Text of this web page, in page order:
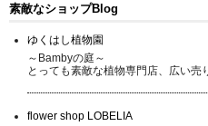
素敵なショップBlog
ゆくはし植物園
～Bambyの庭～
とっても素敵な植物専門店、広い売
flower shop LOBELIA